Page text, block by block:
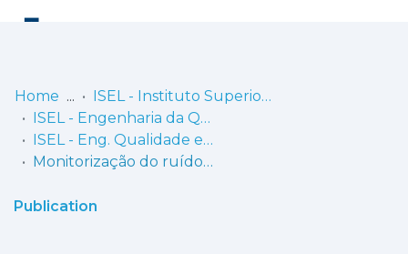
Communities
& Collections
Home
ISEL - Instituto Superior de Engenharia de Lisboa
ISEL - Engenharia da Qualidade e Ambiente
ISEL - Eng. Qualidade e Ambiente - Dissertações de Mestrado
Monitorização do ruído no Metropolitano de Lisboa
Publication